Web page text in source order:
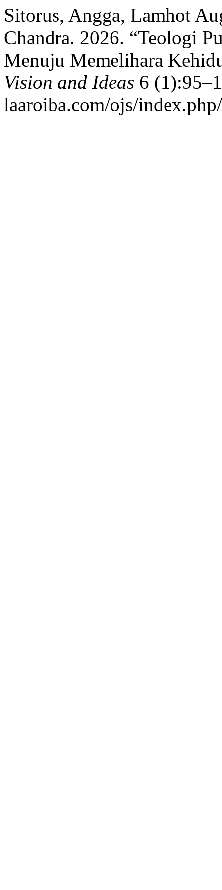
Sitorus, Angga, Lamhot
Chandra. 2026. “Teologi
Menuju Memelihara
Vision and Ideas 6
laaroiba.com/ojs/